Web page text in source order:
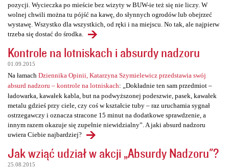
pozycji. Wycieczka po mieście bez wizyty w BUW-ie też się nie liczy. W
wolnej chwili można tu pójść na kawę, do słynnych ogrodów lub obejrzeć
wystawę. Wszystko dla wszystkich, od ręki i na miejscu. No tak, ale najpierw
trzeba się dostać do środka.
Kontrole na lotniskach i absurdy nadzoru
01.09.2015
Na łamach Dziennika Opinii, Katarzyna Szymielewicz przedstawia swój
absurd nadzoru – kontrole na lotniskach: „Dokładnie ten sam przedmiot –
ładowarka, kawałek kabla, but na podwyższonej podeszwie, pasek, kawałek
metalu gdzieś przy ciele, czy coś w kształcie tuby – raz uruchamia sygnał
ostrzegawczy i oznacza stracone 15 minut na dodatkowe sprawdzenie, a
innym razem okazuje się zupełnie niewidzialny”. A jaki absurd nadzoru
uwiera Ciebie najbardziej?
Jak wziąć udział w akcji „Absurdy Nadzoru"?
25.08.2015